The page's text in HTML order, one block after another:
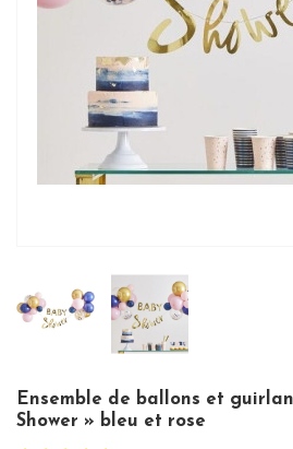
Ensemble de ballons et
Shower » bleu et rose